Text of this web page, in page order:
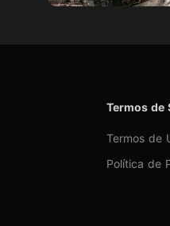
Termos de
Termos de
Política de